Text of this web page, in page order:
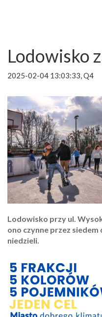
Lodowisko
2025-02-04 13:03:33, Q4
Lodowisko przy ul.
ono czynne przez siedem
niedzieli.